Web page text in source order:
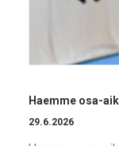
Haemme osa-
29.6.2026